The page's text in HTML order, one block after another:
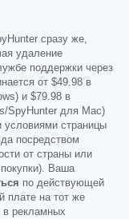
сразу же,
удаление
поддержки через
от $49.98 в
и $79.98 в
SpyHunter для Mac)
условиями страницы
посредством
от страны или
Ваша
по действующей
плате на тот же
в рекламных